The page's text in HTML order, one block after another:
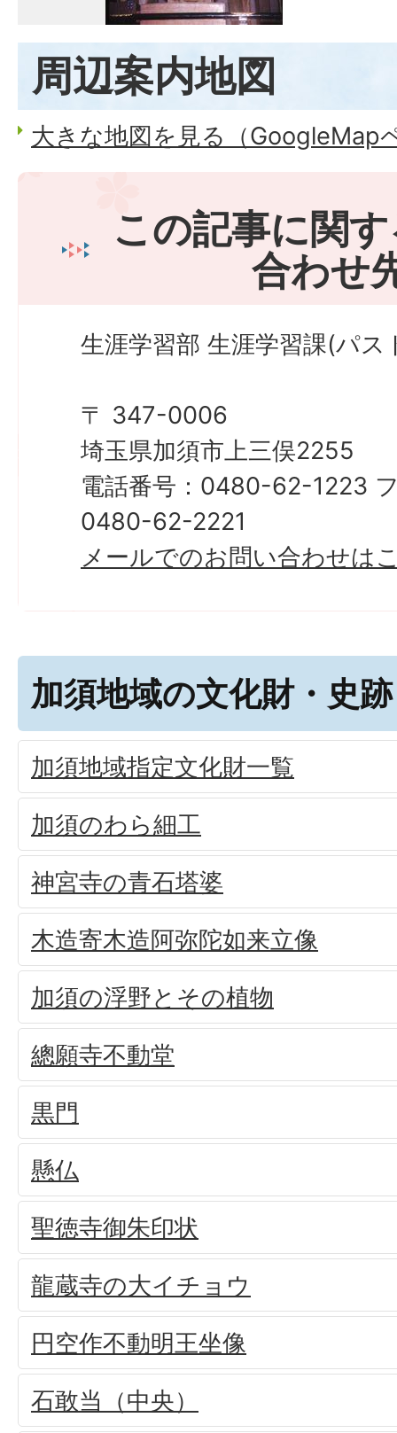
周辺案内地図
大きな地図を見る（GoogleMap
この記事に関
合わせ
生涯学習部 生涯学習課(パス
〒 347-0006
埼玉県加須市上三俣2255
電話番号：0480-62-1223
0480-62-2221
メールでのお問い合わせは
加須地域の文化財・史跡
加須地域指定文化財一覧
加須のわら細工
神宮寺の青石塔婆
木造寄木造阿弥陀如来立像
加須の浮野とその植物
總願寺不動堂
黒門
懸仏
聖徳寺御朱印状
龍蔵寺の大イチョウ
円空作不動明王坐像
石敢当（中央）